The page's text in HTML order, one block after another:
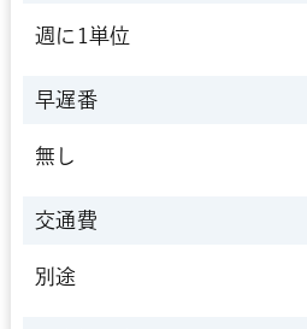
週に1単位
早遅番
無し
交通費
別途